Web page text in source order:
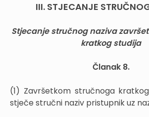
III. STJECANJE
Stjecanje stručnog naziva
kratkog studija
Članak 8.
(1) Završetkom stručnoga
stječe stručni naziv pristupnik uz